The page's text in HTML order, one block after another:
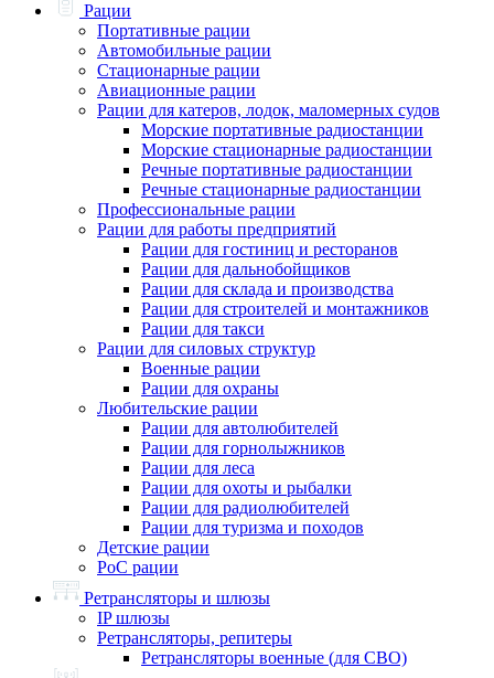
Рации
Портативные рации
Автомобильные рации
Стационарные рации
Авиационные рации
Рации для катеров, лодок, маломерных судов
Морские портативные радиостанции
Морские стационарные радиостанции
Речные портативные радиостанции
Речные стационарные радиостанции
Профессиональные рации
Рации для работы предприятий
Рации для гостиниц и ресторанов
Рации для дальнобойщиков
Рации для склада и производства
Рации для строителей и монтажников
Рации для такси
Рации для силовых структур
Военные рации
Рации для охраны
Любительские рации
Рации для автолюбителей
Рации для горнолыжников
Рации для леса
Рации для охоты и рыбалки
Рации для радиолюбителей
Рации для туризма и походов
Детские рации
PoC рации
Ретрансляторы и шлюзы
IP шлюзы
Ретрансляторы, репитеры
Ретрансляторы военные (для СВО)